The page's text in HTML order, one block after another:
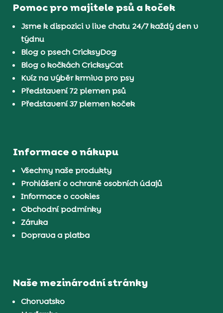
Pomoc pro majitele psů a koček
Jsme k dispozici v live chatu 24/7 každý den v
týdnu
Blog o psech CricksyDog
Blog o kočkách CricksyCat
Kvíz na výběr krmiva pro psy
Představení 72 plemen psů
Představení 37 plemen koček
Informace o nákupu
Všechny naše produkty
Prohlášení o ochraně osobních údajů
Informace o cookies
Obchodní podmínky
Záruka
Doprava a platba
Naše mezinárodní stránky
Chorvatsko